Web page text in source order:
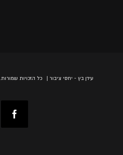
© עידן בץ - יחסי ציבור | כל הזכויות שמורות.